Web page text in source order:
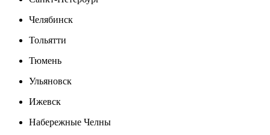
Челябинск
Тольятти
Тюмень
Ульяновск
Ижевск
Набережные Челны